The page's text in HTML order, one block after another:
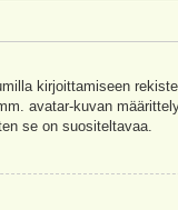
kirjoittamiseen
avatar-kuvan
se on suositeltavaa.